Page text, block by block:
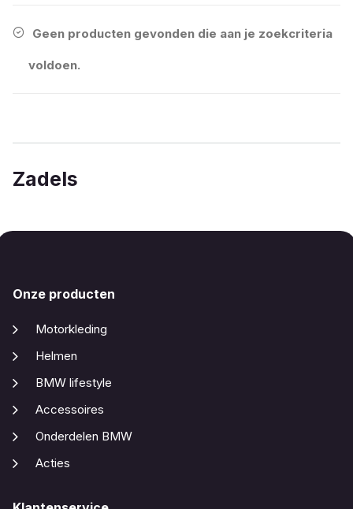
Geen producten gevonden die aan je zoekcriteria
voldoen.
Zadels
Onze producten
Motorkleding
Helmen
BMW lifestyle
Accessoires
Onderdelen BMW
Acties